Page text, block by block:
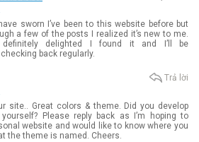
sworn I’ve been to this website before but
a few of the posts I realized it’s new to me.
definitely delighted I found it and I’ll be
back regularly.
site.. Great colors & theme. Did you develop
Please reply back as I’m hoping to
website and would like to know where you
the theme is named. Cheers.
Trả lời